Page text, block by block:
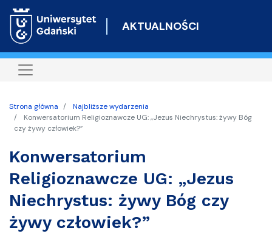
do
AKTUALNOŚCI
Strona główna
Najbliższe wydarzenia
Konwersatorium Religioznawcze UG: „Jezus Niechrystus: żywy Bóg
czy żywy człowiek?”
Konwersatorium
Religioznawcze UG: „Jezus
Niechrystus: żywy Bóg czy
żywy człowiek?”